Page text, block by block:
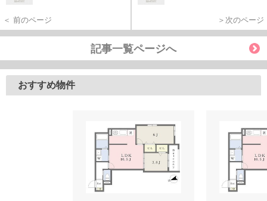
＜ 前のページ ＞次のページ
記事一覧ページへ
おすすめ物件